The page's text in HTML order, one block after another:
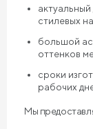
стилевых
большой
оттенков
сроки
рабочих
Мы